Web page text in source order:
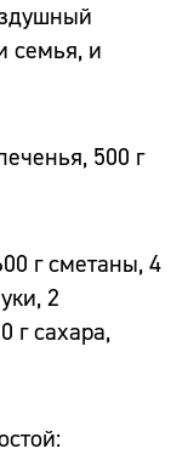
семья, и
500 г
г сметаны, 4
2
г сахара,